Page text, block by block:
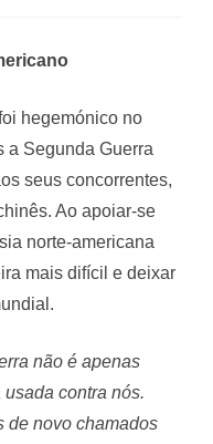
hegemónico no
a Segunda Guerra
seus concorrentes,
Ao apoiar-se
norte-americana
mais difícil e deixar
não é apenas
contra nós.
de novo chamados